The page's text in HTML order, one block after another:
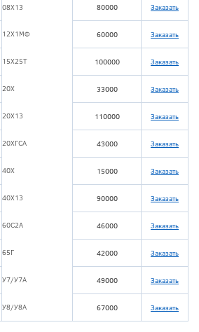
08Х13 80000 Заказать
12Х1МФ 60000 Заказать
15Х25Т 100000 Заказать
20Х 33000 Заказать
20Х13 110000 Заказать
20ХГСА 43000 Заказать
40Х 15000 Заказать
40Х13 90000 Заказать
60С2А 46000 Заказать
65Г 42000 Заказать
У7/У7А 49000 Заказать
У8/У8А 67000 Заказать